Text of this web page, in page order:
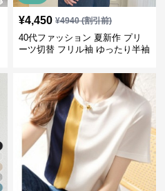
¥4,450 ¥4940(割引前)
40代ファッション 夏新作 プリ
ーツ切替 フリル袖 ゆったり半袖